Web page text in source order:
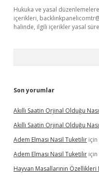
Hukuka ve yasal
içerikleri,
halinde, ilgili içerikler yasal
Son yorumlar
Akıllı Saatin Orjinal Olduğu
Akıllı Saatin Orjinal Olduğu
Adem Elması Nasil Tuketilir için
Adem Elması Nasil Tuketilir için
Hayvan Masallarının